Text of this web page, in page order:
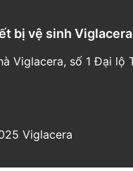
Thời gian bảo hành
10năm Từ ngày
bị vệ sinh Viglacera
Viglacera, số 1 Đại
Viglacera